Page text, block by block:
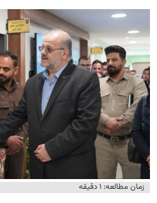
زمان مطالعه: ۱ دقیقه